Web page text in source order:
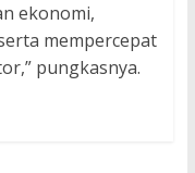
ekonomi,
mempercepat
pungkasnya.